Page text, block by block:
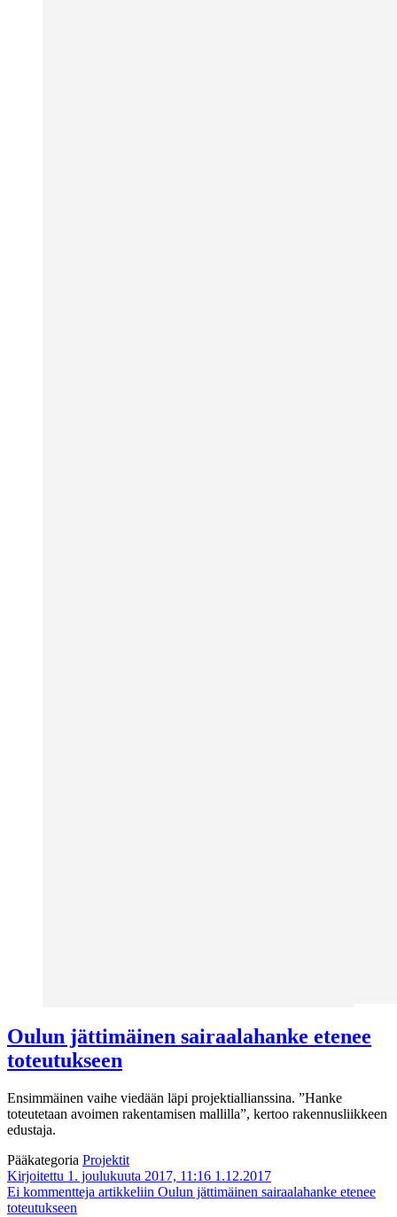
Oulun jättimäinen sairaalahanke etenee
toteutukseen
Ensimmäinen vaihe viedään läpi projektiallianssina. ”Hanke
toteutetaan avoimen rakentamisen mallilla”, kertoo rakennusliikkeen
edustaja.
Pääkategoria Projektit
Kirjoitettu 1. joulukuuta 2017, 11:16 1.12.2017
Ei kommentteja artikkeliin Oulun jättimäinen sairaalahanke etenee
toteutukseen